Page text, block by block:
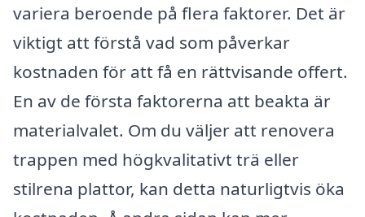
variera beroende på flera faktorer. Det är
viktigt att förstå vad som påverkar
kostnaden för att få en rättvisande offert.
En av de första faktorerna att beakta är
materialvalet. Om du väljer att renovera
trappen med högkvalitativt trä eller
stilrena plattor, kan detta naturligtvis öka